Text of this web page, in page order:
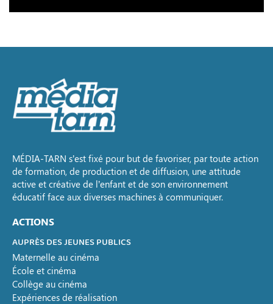
MÉDIA-TARN s’est fixé pour but de favoriser, par toute action
de formation, de production et de diffusion, une attitude
active et créative de l’enfant et de son environnement
éducatif face aux diverses machines à communiquer.
ACTIONS
AUPRÈS DES JEUNES PUBLICS
Maternelle au cinéma
École et cinéma
Collège au cinéma
Expériences de réalisation